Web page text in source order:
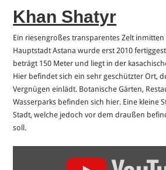
Khan Shatyr
Ein riesengroßes transparentes Zelt inmitten
Hauptstadt Astana wurde erst 2010
beträgt 150 Meter und liegt in der
Hier befindet sich ein sehr geschützter Ort,
Vergnügen einlädt. Botanische Gärten,
Wasserparks befinden sich hier. Eine kleine
Stadt, welche jedoch vor dem draußen
soll.